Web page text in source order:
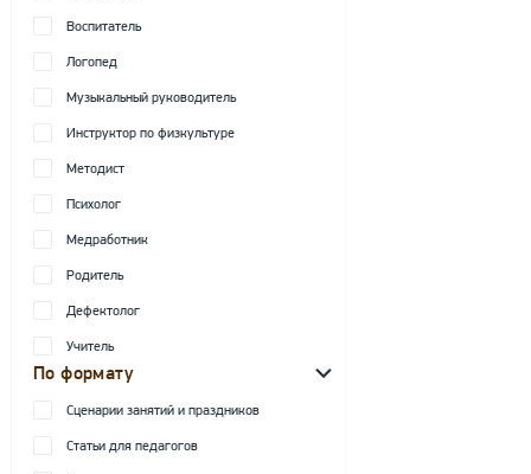
Воспитатель
Логопед
Музыкальный руководитель
Инструктор по физкультуре
Методист
Психолог
Медработник
Родитель
Дефектолог
Учитель
По формату
Сценарии занятий и праздников
Статьи для педагогов